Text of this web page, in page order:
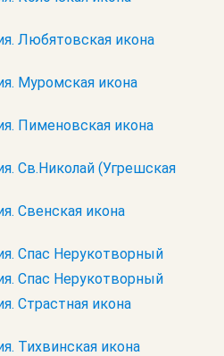
Любятовская икона
Муромская икона
Пименовская икона
Св.Николай (Угрешская
Свенская икона
Спас Нерукотворный
Спас Нерукотворный
Страстная икона
Тихвинская икона